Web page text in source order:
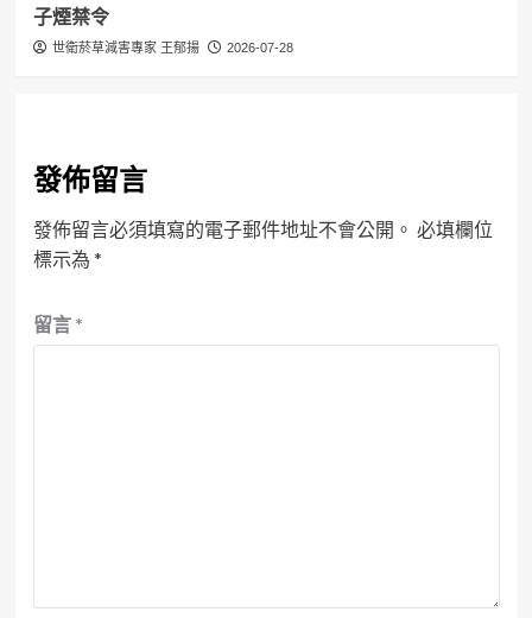
子煙禁令
世衛菸草減害專家 王郁揚 2026-07-28
發佈留言
發佈留言必須填寫的電子郵件地址不會公開。 必填欄位
標示為 *
留言 *